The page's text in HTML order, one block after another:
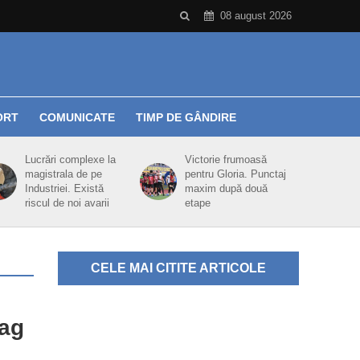
08 august 2026
COMUNICATE TIMP DE GÂNDIRE
Lucrări complexe la
magistrala de pe
Industriei. Există
riscul de noi avarii
Victorie frumoasă
pentru Gloria. Punctaj
maxim după două
etape
CELE MAI CITITE ARTICOLE